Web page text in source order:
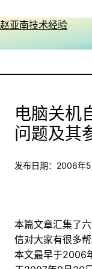
至
容
赵亚南技术经验
电脑关机
问题及其
发布日期： 2006年
本篇文章汇集了
信对大家有很多帮
本文最早于2006